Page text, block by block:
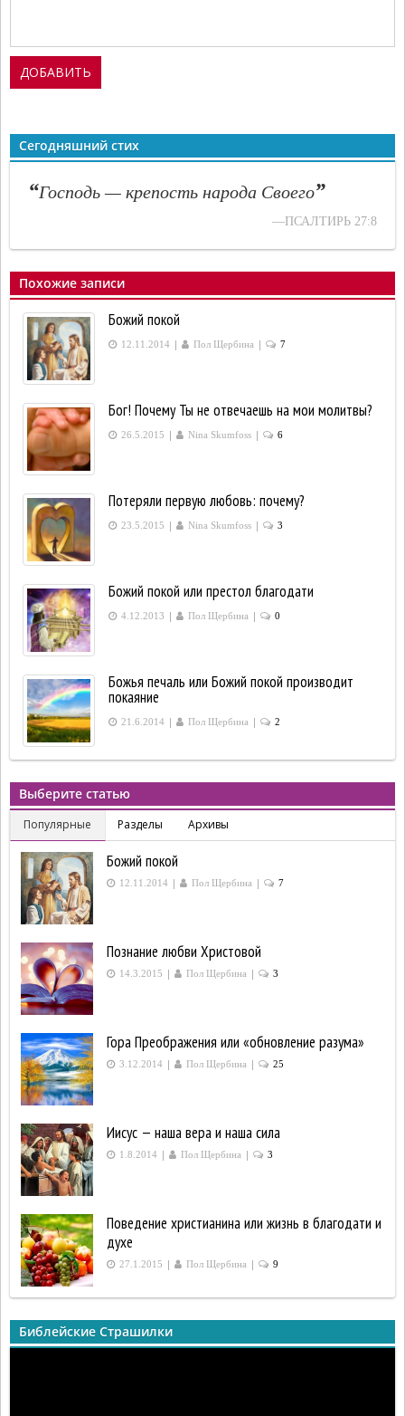
Сегодняшний стих
“Господь — крепость народа Своего”
—ПСАЛТИРЬ 27:8
Похожие записи
Божий покой
12.11.2014 | Пол Щербина | 7
Бог! Почему Ты не отвечаешь на мои молитвы?
26.5.2015 | Nina Skumfoss | 6
Потеряли первую любовь: почему?
23.5.2015 | Nina Skumfoss | 3
Божий покой или престол благодати
4.12.2013 | Пол Щербина | 0
Божья печаль или Божий покой производит
покаяние
21.6.2014 | Пол Щербина | 2
Выберите статью
Популярные Разделы Архивы
Божий покой
12.11.2014 | Пол Щербина | 7
Познание любви Христовой
14.3.2015 | Пол Щербина | 3
Гора Преображения или «обновление разума»
3.12.2014 | Пол Щербина | 25
Иисус — наша вера и наша сила
1.8.2014 | Пол Щербина | 3
Поведение христианина или жизнь в благодати и
духе
27.1.2015 | Пол Щербина | 9
Библейские Страшилки